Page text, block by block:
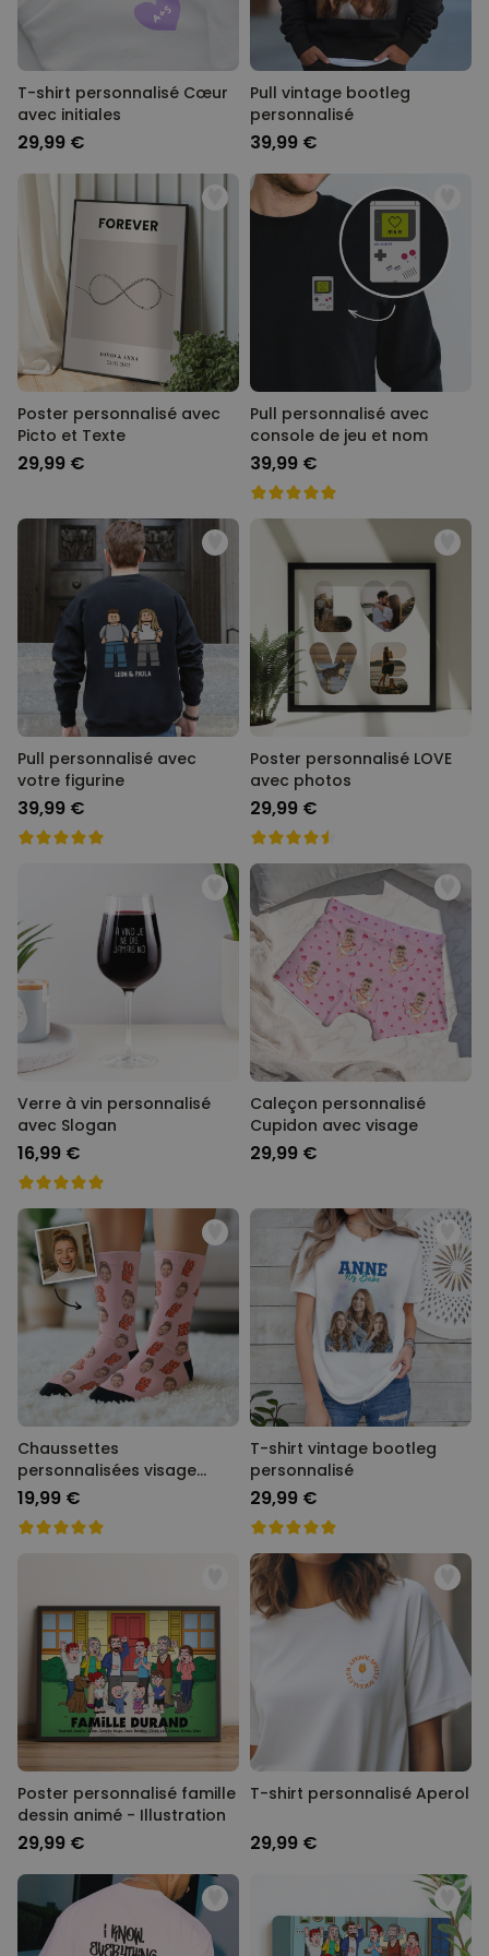
T-shirt personnalisé Cœur
avec initiales
29,99 €
Pull vintage bootleg
personnalisé
39,99 €
Poster personnalisé avec
Picto et Texte
29,99 €
Pull personnalisé avec
console de jeu et nom
39,99 €
Pull personnalisé avec
votre figurine
39,99 €
Poster personnalisé LOVE
avec photos
29,99 €
Verre à vin personnalisé
avec Slogan
16,99 €
Caleçon personnalisé
Cupidon avec visage
29,99 €
Chaussettes
personnalisées visage
différents designs
19,99 €
T-shirt vintage bootleg
personnalisé
29,99 €
Poster personnalisé famille
dessin animé - Illustration
29,99 €
T-shirt personnalisé Aperol
29,99 €